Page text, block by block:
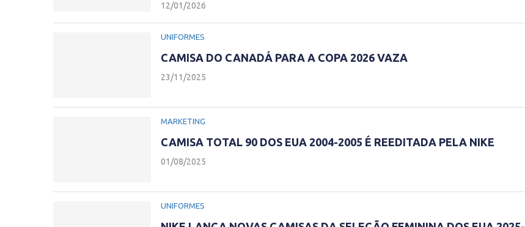
12/01/2026
UNIFORMES
CAMISA DO CANADÁ PARA A COPA 2026 VAZA
23/11/2025
MARKETING
CAMISA TOTAL 90 DOS EUA 2004-2005 É REEDITADA PELA NIKE
01/08/2025
UNIFORMES